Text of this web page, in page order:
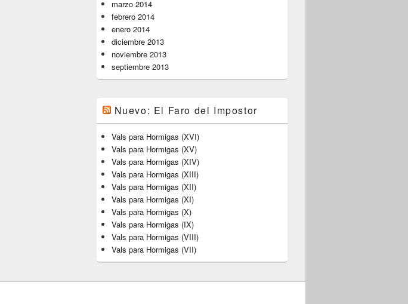
marzo 2014
febrero 2014
enero 2014
diciembre 2013
noviembre 2013
septiembre 2013
Nuevo: El Faro del Impostor
Vals para Hormigas (XVI)
Vals para Hormigas (XV)
Vals para Hormigas (XIV)
Vals para Hormigas (XIII)
Vals para Hormigas (XII)
Vals para Hormigas (XI)
Vals para Hormigas (X)
Vals para Hormigas (IX)
Vals para Hormigas (VIII)
Vals para Hormigas (VII)